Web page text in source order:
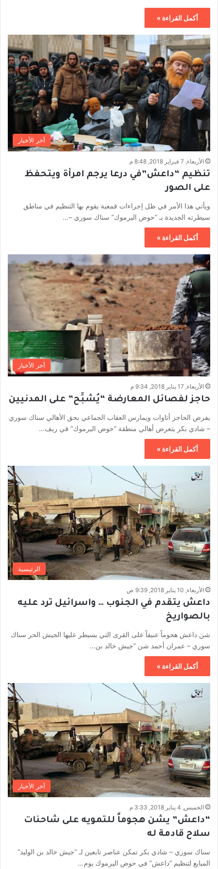
أكمل القراءة »
أخر الأخبار
الأربعاء, 7 فبراير 2018, 8:48 م
تنظيم “داعش”في درعا يرجم امرأة ويتحفظ
على الصور
ويأتي هذا الأمر في ظل إجراءات قمعية يقوم بها التنظيم في مناطق
سيطرته الجديدة بـ “حوض اليرموك” سناك سوري –…
أكمل القراءة »
أخر الأخبار
الأربعاء, 17 يناير 2018, 9:34 م
حاجز لفصائل المعارضة “يُشبِّح” على المدنيين
يفرض الحاجز أتاوات ويمارس العقاب الجماعي بحق الأهالي سناك سوري
– شادي بكر يتعرض أهالي منطقة “حوض اليرموك” في ريف…
أكمل القراءة »
الرئيسية
الأربعاء, 10 يناير 2018, 9:39 ص
داعش يتقدم في الجنوب … واسرائيل ترد عليه
بالصواريخ
شن داعش هجوماً عنيفاً على القرى التي يسيطر عليها الجيش الحر سناك
سوري – عمران أحمد شن ”جيش خالد بن…
أكمل القراءة »
أخر الأخبار
الخميس, 4 يناير 2018, 3:33 م
“داعش” يشن هجوماً للتمويه على شاحنات
سلاح قادمة له
سناك سوري – شادي بكر تمكن عناصر تابعين لـ ”جيش خالد بن الوليد“
المبايع لتنظيم “داعش” في حوض اليرموك يوم…